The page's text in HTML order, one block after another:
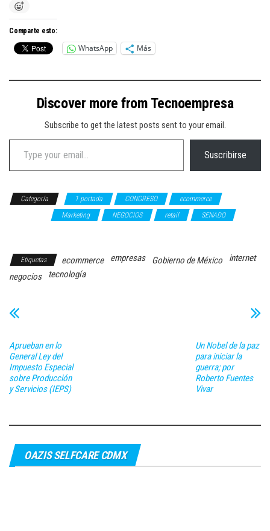
Comparte esto:
WhatsApp Más
Discover more from Tecnoempresa
Subscribe to get the latest posts sent to your email.
Type your email…
Suscribirse
Categoría 1 portada CONGRESO
ecommerce
Marketing NEGOCIOS retail
SENADO
Etiquetas ecommerce empresas Gobierno de México
internet
negocios
tecnología
Aprueban en lo
General Ley del
Impuesto Especial
sobre Producción
y Servicios (IEPS)
Un Nobel de la paz
para iniciar la
guerra; por
Roberto Fuentes
Vivar
OAZIS SELFCARE CDMX